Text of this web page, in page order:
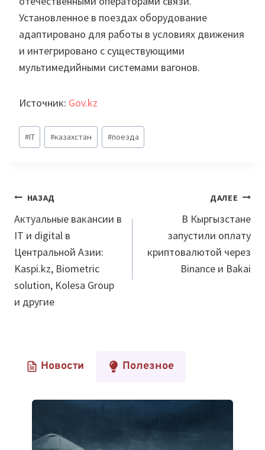
Установленное в поездах оборудование
адаптировано для работы в условиях движения
и интегрировано с существующими
мультимедийными системами вагонов.
Источник: Gov.kz
Метки
записи:
#IT #казахстан #поезда
Навигация
по
записям
НАЗАД
Актуальные вакансии в
IT и digital в
Центральной Азии:
Kaspi.kz, Biometric
solution, Kolesa Group
и другие
ДАЛЕЕ
В Кыргызстане
запустили оплату
криптовалютой через
Binance и Bakai
Новости Полезное